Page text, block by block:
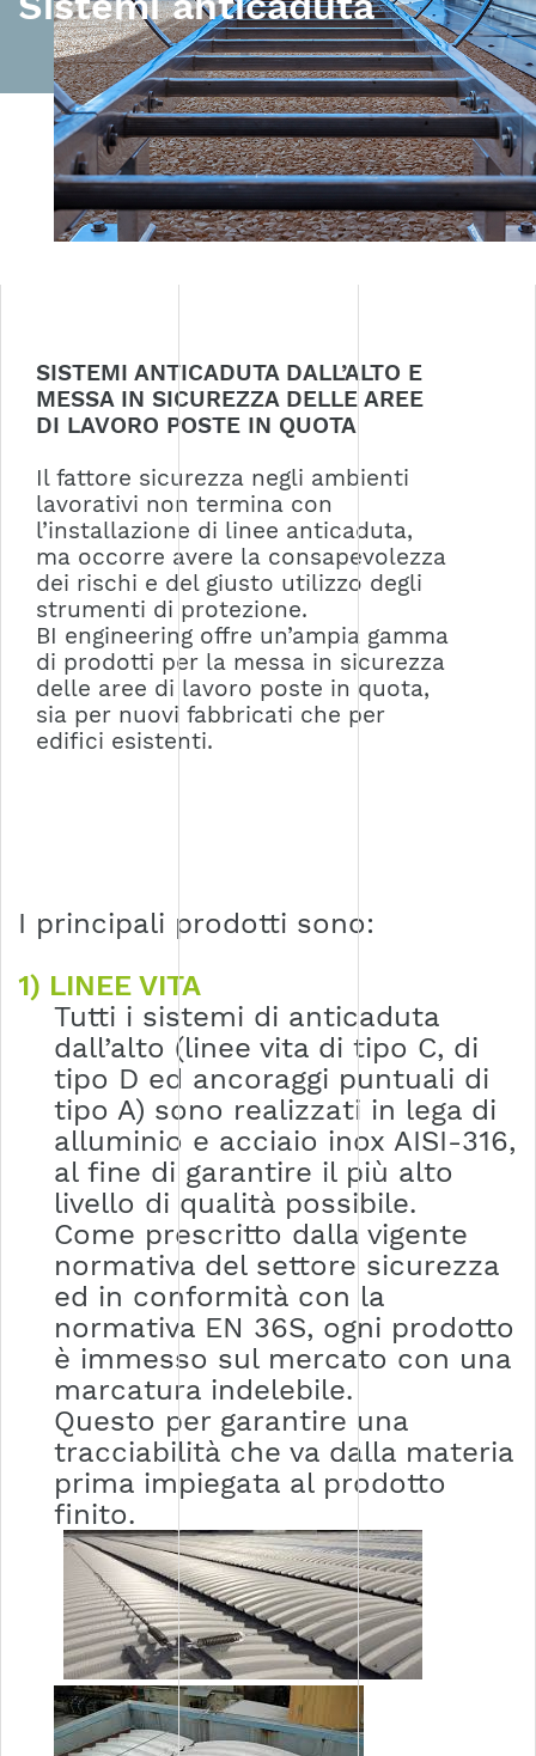
SISTEMI ANTICADUTA DALL’ALTO E
MESSA IN SICUREZZA DELLE AREE
DI LAVORO POSTE IN QUOTA
Il fattore sicurezza negli ambienti
lavorativi non termina con
l’installazione di linee anticaduta,
ma occorre avere la consapevolezza
dei rischi e del giusto utilizzo degli
strumenti di protezione.
BI engineering offre un’ampia gamma
di prodotti per la messa in sicurezza
delle aree di lavoro poste in quota,
sia per nuovi fabbricati che per
edifici esistenti.
I principali prodotti sono:
1) LINEE VITA
Tutti i sistemi di anticaduta
dall’alto (linee vita di tipo C, di
tipo D ed ancoraggi puntuali di
tipo A) sono realizzati in lega di
alluminio e acciaio inox AISI-316,
al fine di garantire il più alto
livello di qualità possibile.
Come prescritto dalla vigente
normativa del settore sicurezza
ed in conformità con la
normativa EN 36S, ogni prodotto
è immesso sul mercato con una
marcatura indelebile.
Questo per garantire una
tracciabilità che va dalla materia
prima impiegata al prodotto
finito.